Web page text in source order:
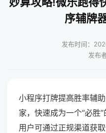
序辅牌
发布时间：
发布
小程序打牌提高胜率辅
家，快速成为一个“必胜
用户可通过正规渠道获取